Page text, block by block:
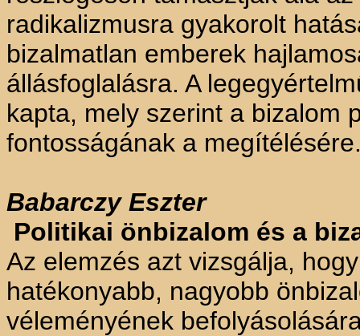
radikalizmusra gyakorolt
bizalmatlan emberek
állásfoglalásra. A
kapta, mely szerint a bizalom
fontosságának a
BabarczyEszter
Politikai önbizalom és a
Az elemzés azt vizsgálja,
hatékonyabb, nagyobb
véleményének